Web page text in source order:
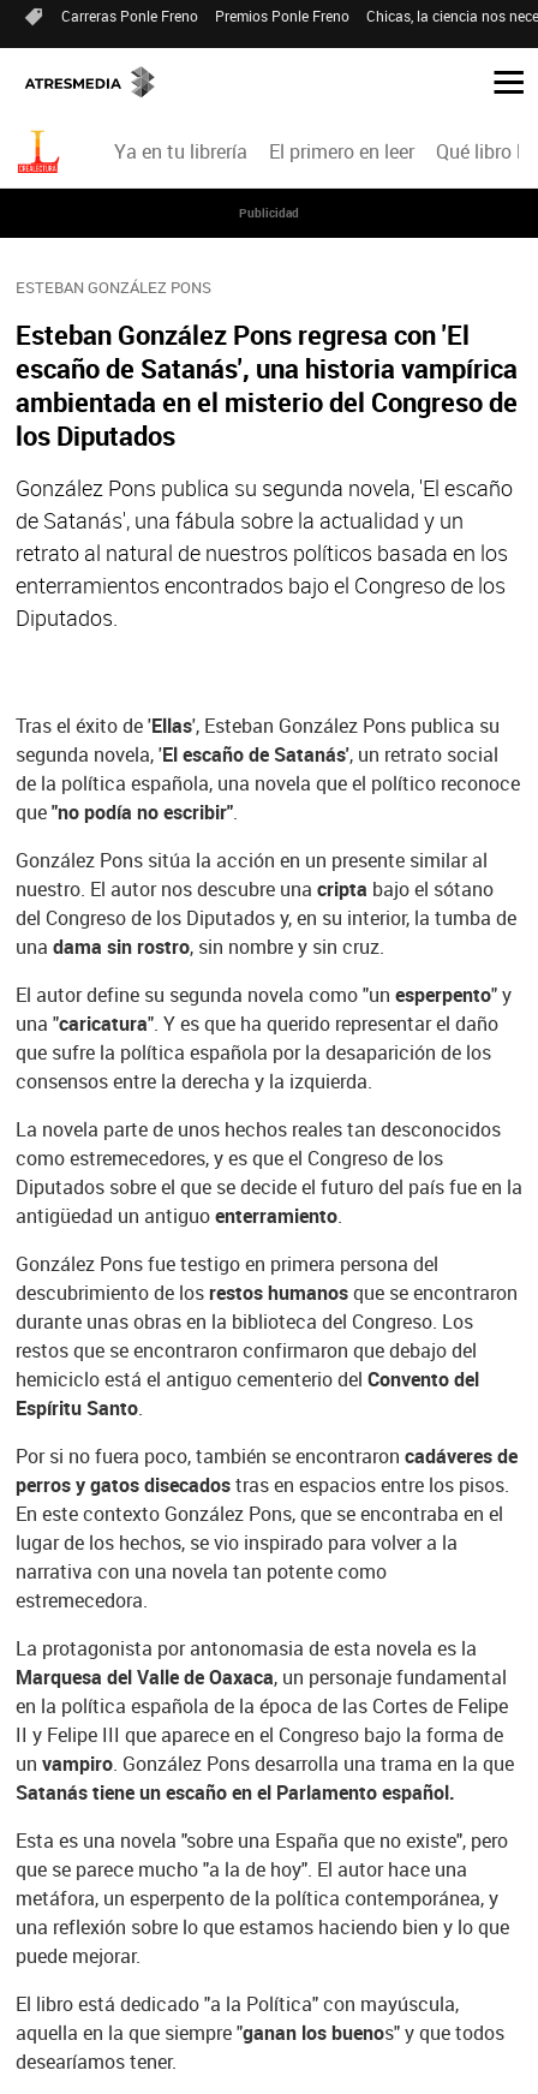
Carreras Ponle Freno Premios Ponle Freno Chicas, la ciencia nos
Ya en tu librería El primero en leer Qué libro
Publicidad
ESTEBAN GONZÁLEZ PONS
Esteban González Pons regresa con 'El
escaño de Satanás', una historia vampírica
ambientada en el misterio del Congreso de
los Diputados
González Pons publica su segunda novela, 'El escaño
de Satanás', una fábula sobre la actualidad y un
retrato al natural de nuestros políticos basada en los
enterramientos encontrados bajo el Congreso de los
Diputados.
Tras el éxito de 'Ellas', Esteban González Pons publica su
segunda novela, 'El escaño de Satanás', un retrato social
de la política española, una novela que el político reconoce
que"no podía no escribir".
González Pons sitúa la acción en un presente similar al
nuestro. El autor nos descubre una cripta bajo el sótano
del Congreso de los Diputados y, en su interior, la tumba de
una dama sin rostro, sin nombre y sin cruz.
El autor define su segunda novela como "un esperpento" y
una "caricatura". Y es que ha querido representar el daño
que sufre la política española por la desaparición de los
consensos entre la derecha y la izquierda.
La novela parte de unos hechos reales tan desconocidos
como estremecedores, y es que el Congreso de los
Diputados sobre el que se decide el futuro del país fue en la
antigüedad un antiguoenterramiento.
González Pons fue testigo en primera persona del
descubrimiento de losrestos humanosque se encontraron
durante unas obras en la biblioteca del Congreso. Los
restos que se encontraron confirmaron que debajo del
hemiciclo está el antiguo cementerio del Convento del
Espíritu Santo.
Por si no fuera poco, también se encontraron cadáveres de
perros y gatos disecadostras en espacios entre los pisos.
En este contexto González Pons, que se encontraba en el
lugar de los hechos, se vio inspirado para volver a la
narrativa con una novela tan potente como
estremecedora.
La protagonista por antonomasia de esta novela es la
Marquesa del Valle de Oaxaca, un personaje fundamental
en la política española de la época de las Cortes de Felipe
II y Felipe III que aparece en el Congreso bajo la forma de
un vampiro. González Pons desarrolla una trama en la que
Satanás tiene un escaño en el Parlamento español.
Esta es una novela "sobre una España que no existe", pero
que se parece mucho "a la de hoy". El autor hace una
metáfora, un esperpento de la política contemporánea, y
una reflexión sobre lo que estamos haciendo bien y lo que
puede mejorar.
El libro está dedicado "a la Política" con mayúscula,
aquella en la que siempre "ganan los buenos" y que todos
desearíamos tener.